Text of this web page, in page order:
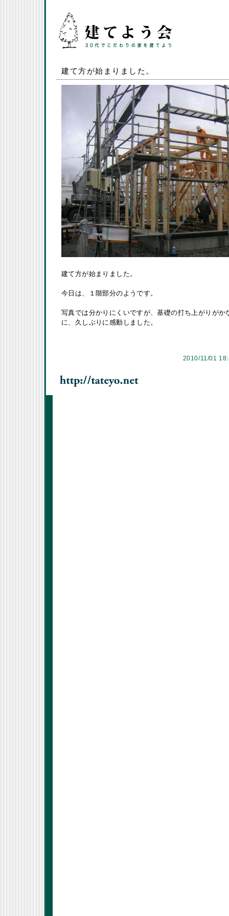
建て方が始まりました。
建て方が始まりました。
今日は、１階部分のようです。
写真では分かりにくいですが、基礎の打ち上がりが
に、久しぶりに感動しました。
2010/11/01